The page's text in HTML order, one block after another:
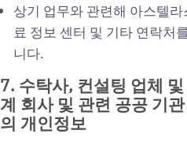
상기 업무와 관련해 아스텔
료 정보 센터 및 기타 연락처
니다.
7. 수탁사, 컨설팅 업체 및
계 회사 및 관련 공공 기관
의 개인정보